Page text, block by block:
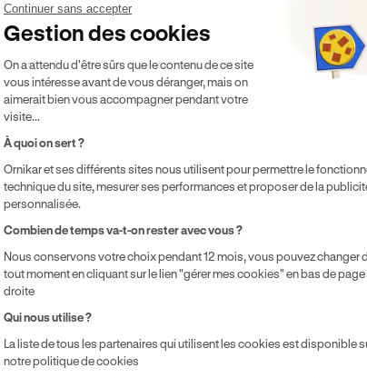
puisque la plateforme qui vous a permis
ou un passager souhaitant rejoindre votre
de la réservation sera réduit. Vous pourrez donc
associés traditionnellement au covoiturage,
covoiturages au quotidien d’économiser un petit peu
votre impact environnemental
pour les covoiturages classiques, les
En mutualisant vos trajets avec d’autres
dans votre véhicule, ce qui
en laissant votre véhicule au garage si vous en
de votre voiture
, ce qui réduira la
dans votre voiture. Cela aussi a un impact
réduire la quantité de déchets produits par votre
Continuer sans accepter
Gestion des cookies
Plateforme de Gestion du
On a attendu d'être sûrs que le contenu de ce site
vous intéresse avant de vous déranger, mais on
aimerait bien vous accompagner pendant votre
visite...
À quoi on sert ?
Ornikar et ses différents sites nous utilisent pour permettre le
technique du site, mesurer ses performances et proposer de la
personnalisée.
Combien de temps va-t-on rester avec vous ?
Nous conservons votre choix pendant 12 mois, vous pouvez changer
tout moment en cliquant sur le lien "gérer mes cookies" en bas de page
droite
Qui nous utilise ?
La liste de tous les partenaires qui utilisent les cookies est disponible
notre politique de cookies
Axeptio consent